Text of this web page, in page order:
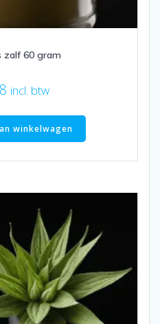
zalf 60 gram
incl. btw
winkelwagen